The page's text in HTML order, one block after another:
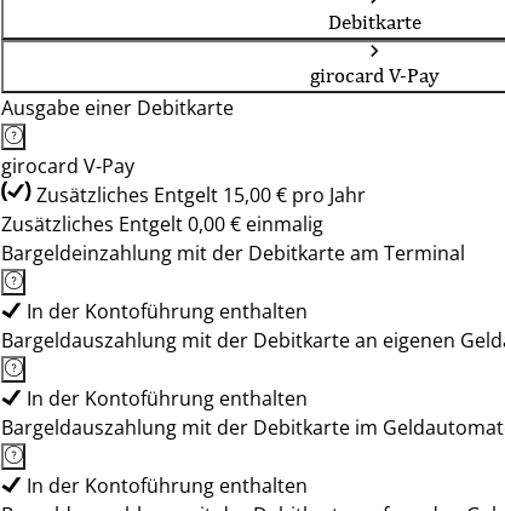
Debitkarte
girocard V-Pay
Ausgabe einer Debitkarte
girocard V-Pay
Zusätzliches Entgelt 15,00 € pro Jahr
Zusätzliches Entgelt 0,00 € einmalig
Bargeldeinzahlung mit der Debitkarte am Terminal
In der Kontoführung enthalten
Bargeldauszahlung mit der Debitkarte an eigenen
In der Kontoführung enthalten
Bargeldauszahlung mit der Debitkarte im
In der Kontoführung enthalten